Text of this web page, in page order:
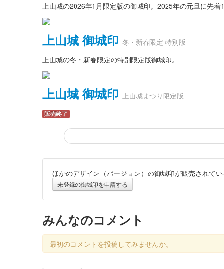
上山城の2026年1月限定版の御城印。2025年の元旦に先
上山城 御城印 冬・新春限定 特別版
上山城の冬・新春限定の特別限定版御城印。
上山城 御城印 上山城まつり限定版
販売終了
上山城 御城印 令和7年秋版
販売終了
上山城 御城印 3月限定版（菜の花）
販売終了
ほかのデザイン（バージョン）の御城印が販売されて
未登録の御城印を申請する
みんなのコメント
最初のコメントを投稿してみませんか。